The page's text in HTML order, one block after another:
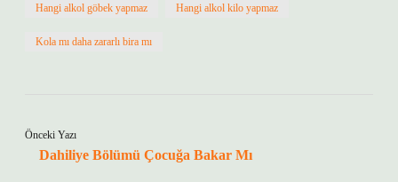
Hangi alkol göbek yapmaz Hangi alkol kilo yapmaz
Kola mı daha zararlı bira mı
Önceki Yazı
Dahiliye Bölümü Çocuğa Bakar Mı